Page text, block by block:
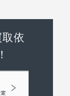
依